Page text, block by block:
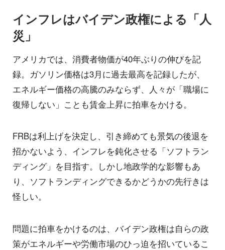
インフレはバイデン政権による「人
災」
アメリカでは、消費者物価が40年ぶりの伸びを記
録。ガソリン価格は3月に過去最高を記録したが、
エネルギー価格の高騰のみならず、人々が「職場に
復帰しない」ことも賃金上昇に拍車をかける。
FRBは利上げを決定し、引き締めても景気の後退を
招かないよう、インフレを鈍化させる「ソフトラン
ディング」を目指す。しかし地政学的な影響もあ
り、ソフトランディングできるかどうかの先行きは
怪しい。
問題に拍車をかけるのは、バイデン政権は自らの政
策がエネルギーや労働市場のひっ迫を招いているこ